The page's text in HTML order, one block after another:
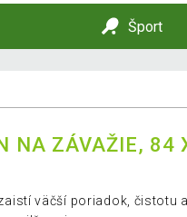
Šport
NA ZÁVAŽIE, 84
väčší poriadok, čistotu